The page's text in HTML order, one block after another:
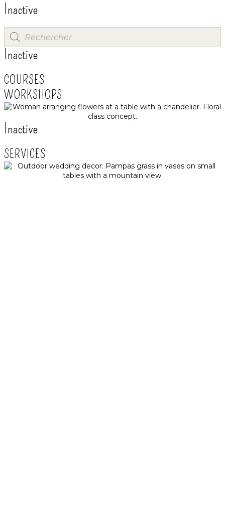
Inactive
Inactive
COURSES
WORKSHOPS
Inactive
SERVICES